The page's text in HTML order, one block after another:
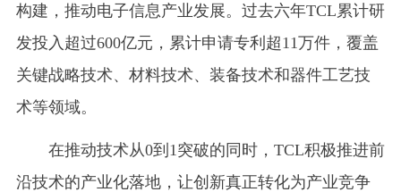
构建，推动电子信息产业发展。过去六年TCL累计研
发投入超过600亿元，累计申请专利超11万件，覆盖
关键战略技术、材料技术、装备技术和器件工艺技
术等领域。
在推动技术从0到1突破的同时，TCL积极推进前
沿技术的产业化落地，让创新真正转化为产业竞争